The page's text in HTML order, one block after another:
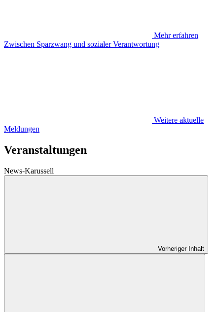
Mehr erfahren
Zwischen Sparzwang und sozialer Verantwortung
Weitere aktuelle
Meldungen
Veranstaltungen
News-Karussell
Vorheriger Inhalt